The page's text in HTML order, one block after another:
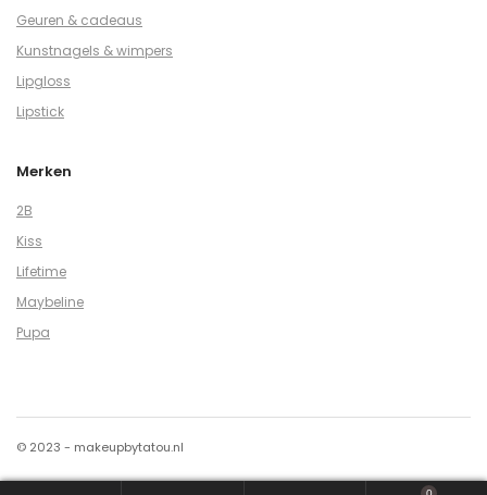
Geuren & cadeaus
Kunstnagels & wimpers
Lipgloss
Lipstick
Merken
2B
Kiss
Lifetime
Maybeline
Pupa
© 2023 - makeupbytatou.nl